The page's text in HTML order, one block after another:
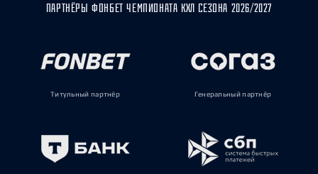
ПАРТНЁРЫ ФОНБЕТ ЧЕМПИОНАТА КХЛ СЕЗОНА 2026/2027
Титульный партнёр Генеральный партнёр